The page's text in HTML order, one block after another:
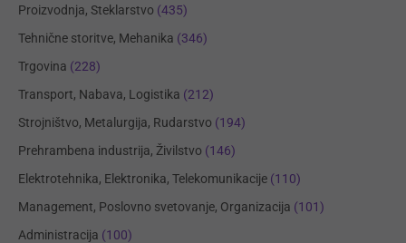
Proizvodnja, Steklarstvo (435)
Tehnične storitve, Mehanika (346)
Trgovina (228)
Transport, Nabava, Logistika (212)
Strojništvo, Metalurgija, Rudarstvo (194)
Prehrambena industrija, Živilstvo (146)
Elektrotehnika, Elektronika, Telekomunikacije (110)
Management, Poslovno svetovanje, Organizacija (101)
Administracija (100)